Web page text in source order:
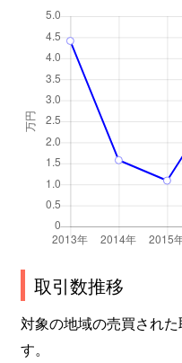
取引数推移
対象の地域の売買され
す。